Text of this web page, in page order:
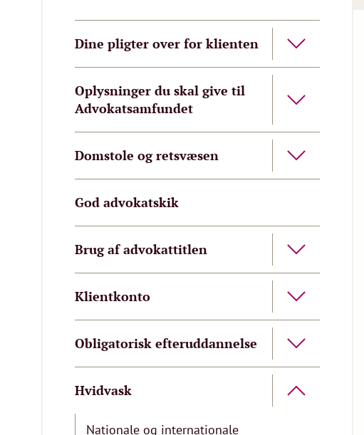
Dine pligter over for klienten
Oplysninger du skal give til
Advokatsamfundet
Domstole og retsvæsen
God advokatskik
Brug af advokattitlen
Klientkonto
Obligatorisk efteruddannelse
Hvidvask
Nationale og internationale